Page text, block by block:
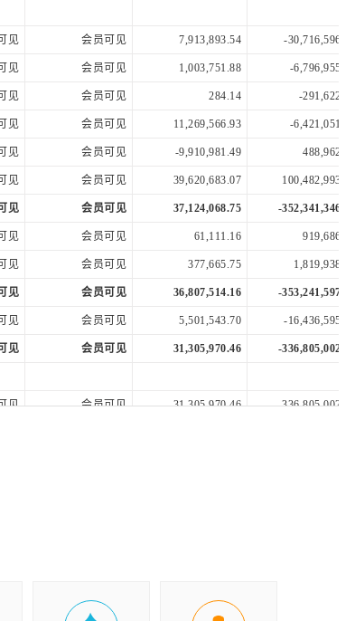
见 会员可见 7,913,893.54 -30,716,596.56
见 会员可见 1,003,751.88 -6,796,955.42
见 会员可见 284.14 -291,622.92
见 会员可见 11,269,566.93 -6,421,051.04
见 会员可见 -9,910,981.49 488,962.03
见 会员可见 39,620,683.07 100,482,993.62
见 会员可见 37,124,068.75 -352,341,346.17
见 会员可见 61,111.16 919,686.82
见 会员可见 377,665.75 1,819,938.46
见 会员可见 36,807,514.16 -353,241,597.81
见 会员可见 5,501,543.70 -16,436,595.51
见 会员可见 31,305,970.46 -336,805,002.30
见 会员可见 31,305,970.46 -336,805,002.30
见 会员可见 0.03